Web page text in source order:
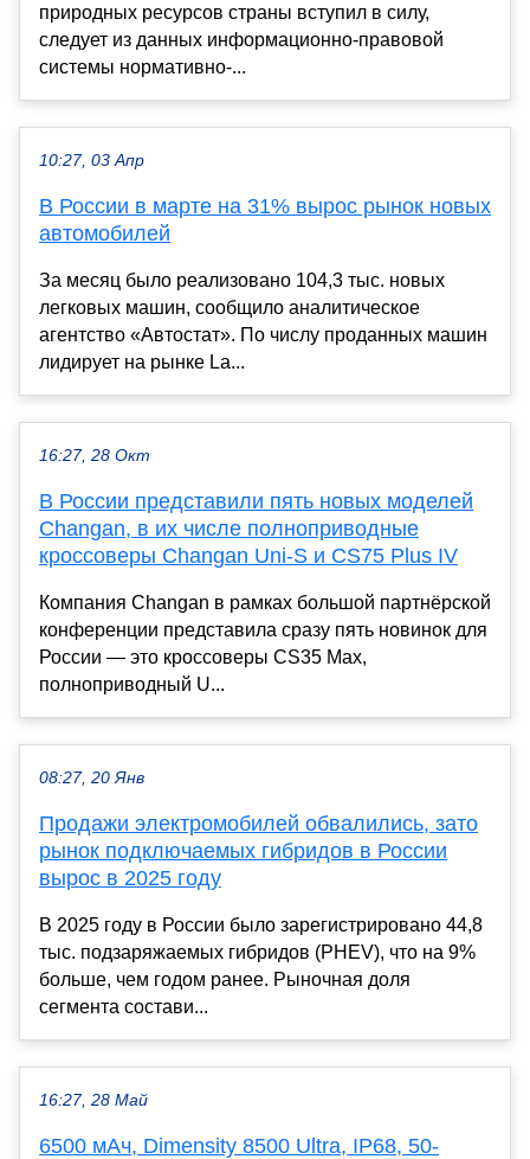
природных ресурсов страны вступил в силу,
следует из данных информационно-правовой
системы нормативно-...
10:27, 03 Апр
В России в марте на 31% вырос рынок новых
автомобилей
За месяц было реализовано 104,3 тыс. новых
легковых машин, сообщило аналитическое
агентство «Автостат». По числу проданных машин
лидирует на рынке La...
16:27, 28 Окт
В России представили пять новых моделей
Changan, в их числе полноприводные
кроссоверы Changan Uni-S и CS75 Plus IV
Компания Changan в рамках большой партнёрской
конференции представила сразу пять новинок для
России — это кроссоверы CS35 Max,
полноприводный U...
08:27, 20 Янв
Продажи электромобилей обвалились, зато
рынок подключаемых гибридов в России
вырос в 2025 году
В 2025 году в России было зарегистрировано 44,8
тыс. подзаряжаемых гибридов (PHEV), что на 9%
больше, чем годом ранее. Рыночная доля
сегмента состави...
16:27, 28 Май
6500 мАч, Dimensity 8500 Ultra, IP68, 50-